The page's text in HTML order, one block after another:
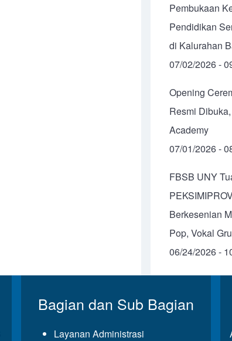
Pembukaan
Pendidikan
di Kalurahan
07/02/2026 -
Opening
Resmi
Academy
07/01/2026 -
FBSB UNY
Berkesenian
Pop, Vokal
06/24/2026 -
Bagian dan Sub Bagian
Layanan Administrasi